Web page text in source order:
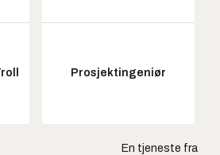
Prosjektingeniør
En tjeneste fra